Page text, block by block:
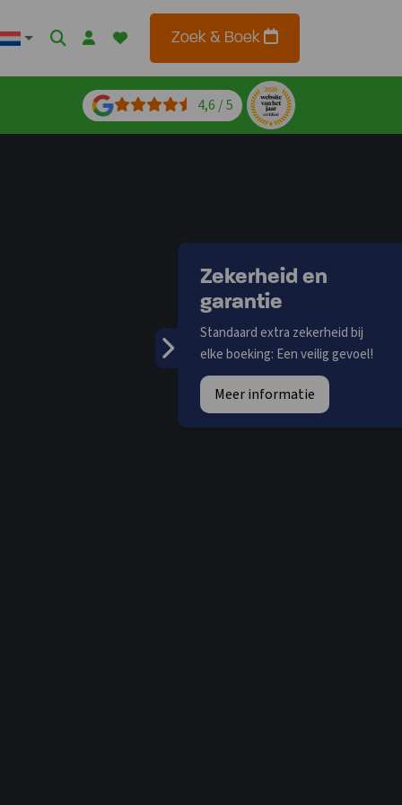
Zoek & Boek
4,6 / 5
Zekerheid en
garantie
Standaard extra zekerheid bij
elke boeking: Een veilig gevoel!
Meer informatie